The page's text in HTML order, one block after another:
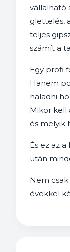
vállalható
glettelés,
teljes
számít a
Egy profi
Hanem
haladni
Mikor kell
és melyik
És ez az
után
Nem
évekkel